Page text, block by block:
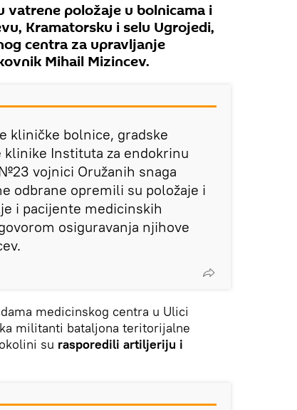
položaje u bolnicama i
Kramatorsku i selu Ugrojedi,
centra za upravljanje
Mihail Mizincev.
kliničke bolnice, gradske
Instituta za endokrinu
vojnici Oružanih snaga
odbrane opremili su položaje i
i pacijente medicinskih
osiguravanja njihove
medicinskog centra u Ulici
militanti bataljona teritorijalne
su rasporedili artiljeriju i